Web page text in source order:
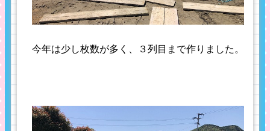
今年は少し枚数が多く、３列目まで作りました。